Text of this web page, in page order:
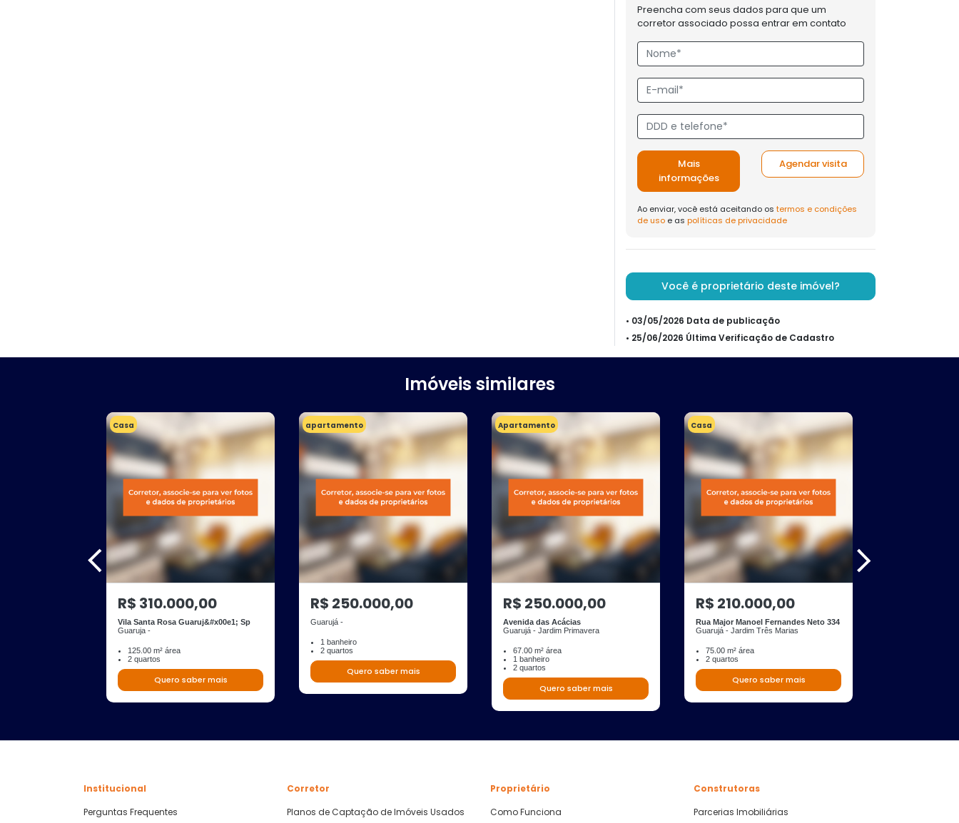
Preencha com seus dados para que um
corretor associado possa entrar em contato
Mais
informações
Agendar visita
Ao enviar, você está aceitando os termos e condições
de uso e as políticas de privacidade
Você é proprietário deste imóvel?
• 03/05/2026 Data de publicação
• 25/06/2026 Última Verificação de Cadastro
Imóveis similares
Casa
R$ 310.000,00
Vila Santa Rosa Guaruj&#x00e1; Sp
Guaruja -
125.00 m² área
2 quartos
Quero saber mais
apartamento
R$ 250.000,00
Guarujá -
1 banheiro
2 quartos
Quero saber mais
Apartamento
R$ 250.000,00
Avenida das Acácias
Guarujá - Jardim Primavera
67.00 m² área
1 banheiro
2 quartos
Quero saber mais
Casa
R$ 210.000,00
Rua Major Manoel Fernandes Neto 334
Guarujá - Jardim Três Marias
75.00 m² área
2 quartos
Quero saber mais
Institucional
Perguntas Frequentes
Corretor
Planos de Captação de Imóveis Usados
Proprietário
Como Funciona
Construtoras
Parcerias Imobiliárias